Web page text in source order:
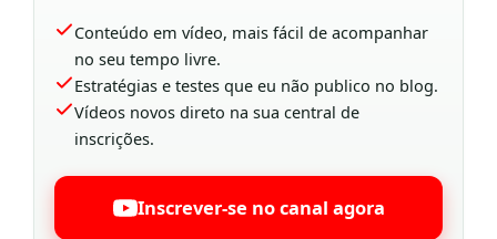
Conteúdo em vídeo, mais fácil de acompanhar
no seu tempo livre.
Estratégias e testes que eu não publico no blog.
Vídeos novos direto na sua central de
inscrições.
Inscrever-se no canal agora